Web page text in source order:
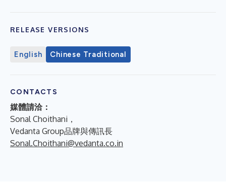
RELEASE VERSIONS
English Chinese Traditional
CONTACTS
媒體請洽：
Sonal Choithani，
Vedanta Group品牌與傳訊長
Sonal.Choithani@vedanta.co.in